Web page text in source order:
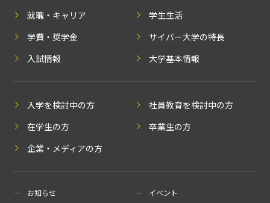
就職・キャリア
学生生活
学費・奨学金
サイバー大学の特長
入試情報
大学基本情報
入学を検討中の方
社員教育を検討中の方
在学生の方
卒業生の方
企業・メディアの方
お知らせ
イベント